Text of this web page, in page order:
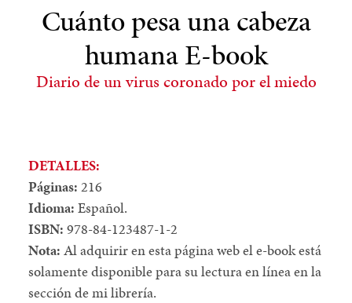
Cuánto pesa una cabeza
humana E-book
Diario de un virus coronado por el miedo
DETALLES:
Páginas:216
Idioma:Español.
ISBN:978-84-123487-1-2
Nota:Al adquirir en esta página web el e-book está
solamente disponible para su lectura en línea en la
sección de mi librería.